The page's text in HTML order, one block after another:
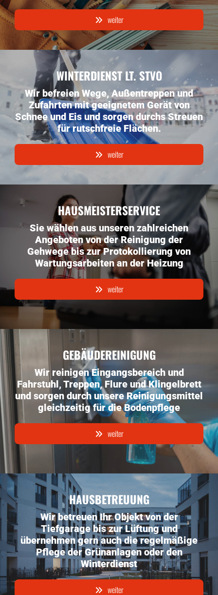
weiter
WINTERDIENST LT. STVO
Wir befreien Wege, Außentreppen und
Zufahrten mit geeignetem Gerät von
Schnee und Eis und sorgen durchs Streuen
für rutschfreie Flächen.
weiter
HAUSMEISTERSERVICE
Sie wählen aus unseren zahlreichen
Angeboten von der Reinigung der
Gehwege bis zur Protokollierung von
Wartungsarbeiten an der Heizung
weiter
GEBÄUDEREINIGUNG
Wir reinigen Eingangsbereich und
Fahrstuhl, Treppen, Flure und Klingelbrett
und sorgen durch unsere Reinigungsmittel
gleichzeitig für die Bodenpflege
weiter
HAUSBETREUUNG
Wir betreuen Ihr Objekt von der
Tiefgarage bis zur Lüftung und
übernehmen gern auch die regelmäßige
Pflege der Grünanlagen oder den
Winterdienst
weiter